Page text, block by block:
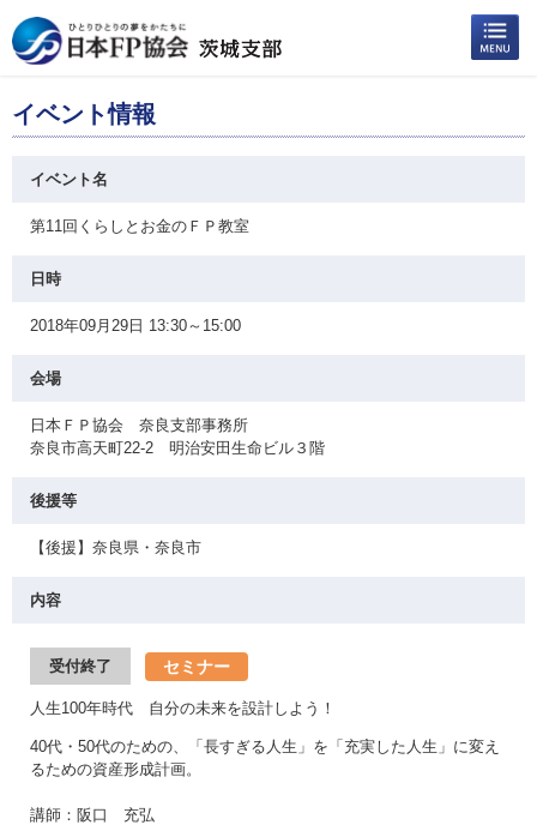
イベント情報
イベント名
第11回くらしとお金のＦＰ教室
日時
2018年09月29日 13:30～15:00
会場
日本ＦＰ協会 奈良支部事務所
奈良市高天町22-2 明治安田生命ビル３階
後援等
【後援】奈良県・奈良市
内容
受付終了 セミナー
人生100年時代 自分の未来を設計しよう！
40代・50代のための、「長すぎる人生」を「充実した人生」に変え
るための資産形成計画。
講師：阪口 充弘